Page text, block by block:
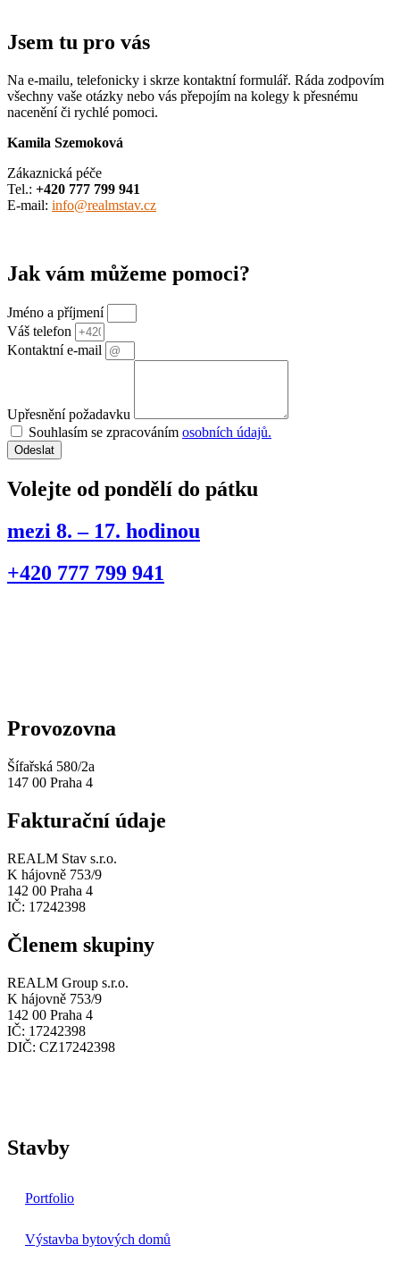
Jsem tu pro vás
Na e-mailu, telefonicky i skrze kontaktní formulář. Ráda zodpovím
všechny vaše otázky nebo vás přepojím na kolegy k přesnému
nacenění či rychlé pomoci.
Kamila Szemoková
Zákaznická péče
Tel.: +420 777 799 941
E-mail: info@realmstav.cz
Jak vám můžeme pomoci?
Jméno a příjmení
Váš telefon
Kontaktní e-mail
Upřesnění požadavku
Souhlasím se zpracováním osobních údajů.
Odeslat
Volejte od pondělí do pátku
mezi 8. – 17. hodinou
+420 777 799 941
Provozovna
Šífařská 580/2a
147 00 Praha 4
Fakturační údaje
REALM Stav s.r.o.
K hájovně 753/9
142 00 Praha 4
IČ: 17242398
Členem skupiny
REALM Group s.r.o.
K hájovně 753/9
142 00 Praha 4
IČ: 17242398
DIČ: CZ17242398
Stavby
Portfolio
Výstavba bytových domů